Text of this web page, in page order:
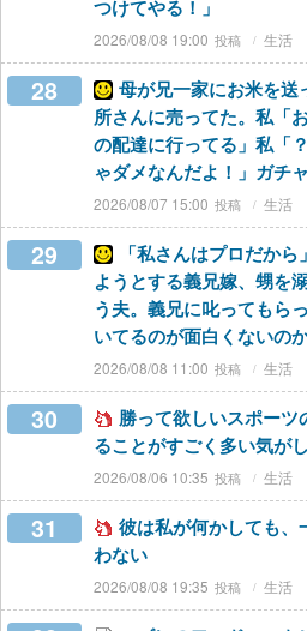
つけてやる！」
2026/08/08 19:00 生活
28
母が兄一家にお米を
所さんに売ってた。私「
の配達に行ってる」私「
ゃダメなんだよ！」ガチャ
2026/08/07 15:00 生活
29
「私さんはプロだか
ようとする義兄嫁、甥を
う夫。義兄に叱ってもら
いてるのが面白くないの
2026/08/08 11:00 生活
30
勝って欲しいスポー
ることがすごく多い気が
2026/08/06 10:35 生活
31
彼は私が何かしても
わない
2026/08/08 19:35 生活